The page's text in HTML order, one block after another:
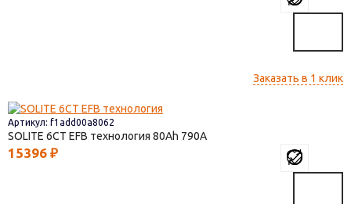
Заказать в 1 клик
Артикул: f1add00a8062
SOLITE 6СТ EFB технология 80 790
15396 ₽